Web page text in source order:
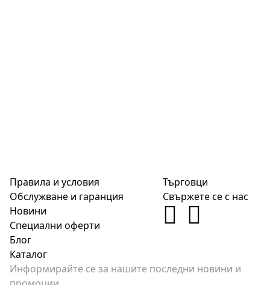
Правила и условия
Обслужване и гаранция
Новини
Специални оферти
Блог
Каталог
Търговци
Свържете се с нас
Информирайте се за нашите последни новини и